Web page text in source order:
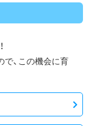
、この機会に育